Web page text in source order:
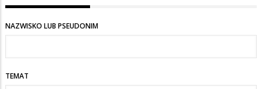
NAZWISKO LUB PSEUDONIM
TEMAT